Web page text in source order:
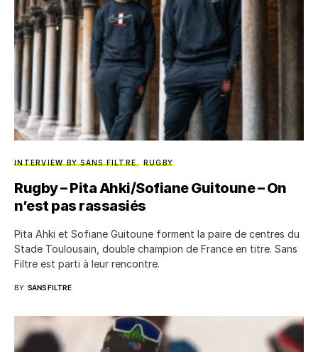
INTERVIEW BY SANS FILTRE RUGBY
Rugby – Pita Ahki/Sofiane Guitoune – On
n’est pas rassasiés
Pita Ahki et Sofiane Guitoune forment la paire de centres du
Stade Toulousain, double champion de France en titre. Sans
Filtre est parti à leur rencontre.
BY SANS FILTRE